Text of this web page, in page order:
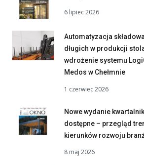
6 lipiec 2026
Automatyzacja
długich w produkcji
wdrożenie systemu
Medos w Chełmnie
1 czerwiec 2026
Nowe wydanie
dostępne – przegląd
kierunków rozwoju
8 maj 2026